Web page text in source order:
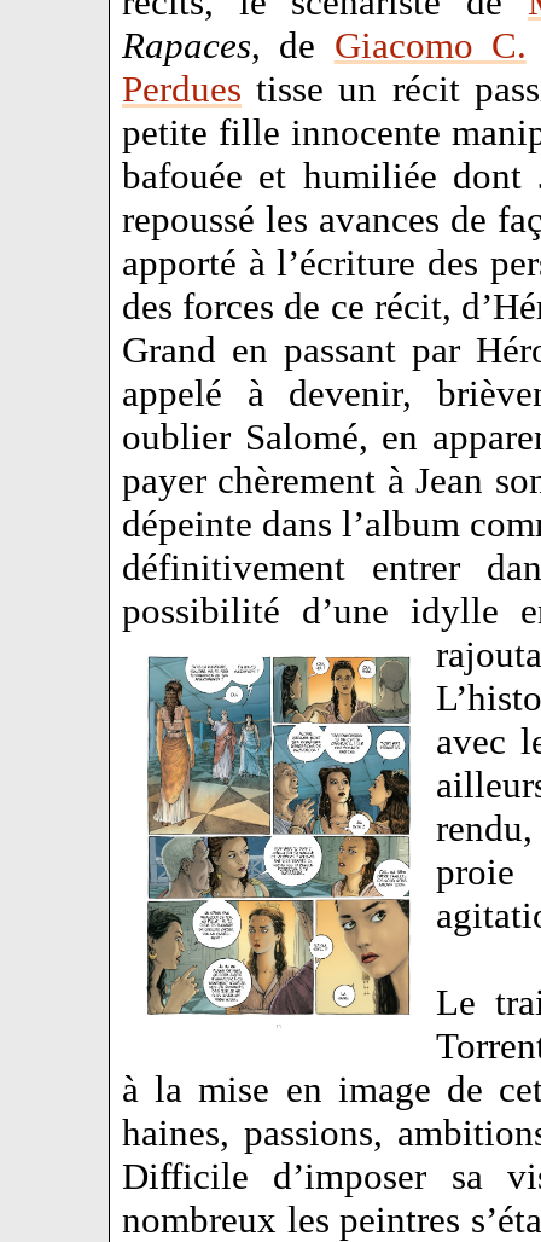
Rapaces, de Giacomo C.
Perdues tisse un récit
petite fille innocente
bafouée et humiliée dont
repoussé les avances de
apporté à l’écriture des
des forces de ce récit,
Grand en passant par
appelé à devenir,
oublier Salomé, en
payer chèrement à Jean
dépeinte dans l’album
définitivement entrer
possibilité d’une idylle
avec
proie
Le
à la mise en image de
haines, passions,
Difficile d’imposer sa
nombreux les peintres